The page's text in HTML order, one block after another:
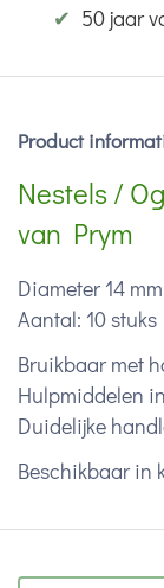
✔ 50 jaar
Product
Nestels /
van Prym
Diameter 14 mm
Aantal: 10 stuks
Bruikbaar met
Hulpmiddelen
Duidelijke
Beschikbaar in